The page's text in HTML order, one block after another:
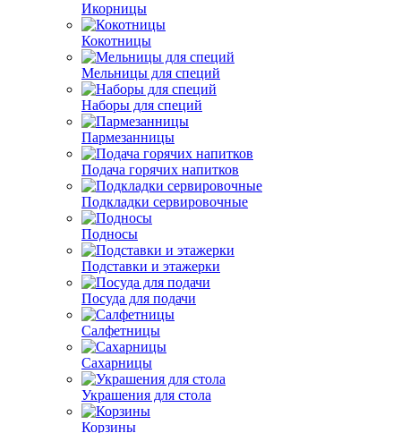
Икорницы
Кокотницы
Мельницы для специй
Наборы для специй
Пармезанницы
Подача горячих напитков
Подкладки сервировочные
Подносы
Подставки и этажерки
Посуда для подачи
Салфетницы
Сахарницы
Украшения для стола
Корзины